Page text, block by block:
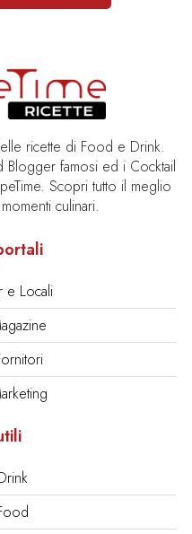
ricette di Food e Drink.
famosi ed i Cocktail
Scopri tutto il meglio
culinari.
e Locali